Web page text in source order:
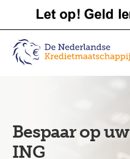
Bespaar op
ING